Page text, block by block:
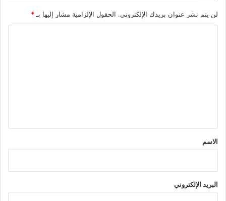
لن يتم نشر عنوان بريدك الإلكتروني. الحقول الإلزامية مشار إليها بـ *
*
الاسم
البريد الإلكتروني